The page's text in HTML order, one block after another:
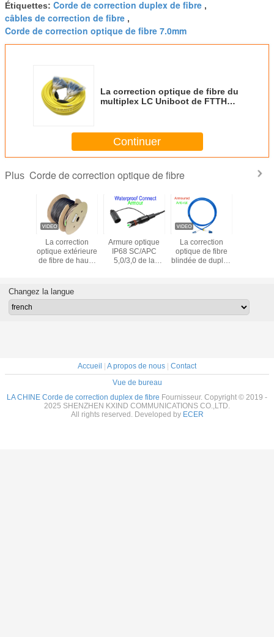
Étiquettes: Corde de correction duplex de fibre ,
câbles de correction de fibre ,
Corde de correction optique de fibre 7.0mm
La correction optique de fibre du
multiplex LC Uniboot de FTTH
Continuer
Plus Corde de correction optique de fibre
3m
La correction
optique extérieure
de fibre de haute
construction
simple de
Kevlar TPU
Armure optique
IP68 SC/APC
5,0/3,0 de la
G657A2 Corning
La correction
optique de fibre
blindée de duplex
DX LC/UPC
OM4
Changez la langue
Accueil A propos de nous
Contact
Vue de bureau
LA CHINE Corde de correction duplex de fibre Fournisseur. Copyright © 2019 -
2025 SHENZHEN KXIND COMMUNICATIONS CO.,LTD.
All rights reserved. Developed by ECER